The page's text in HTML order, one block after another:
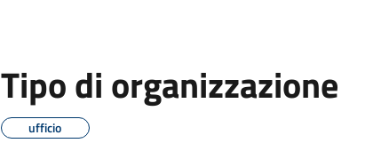
Tipo di organizzazione
ufficio